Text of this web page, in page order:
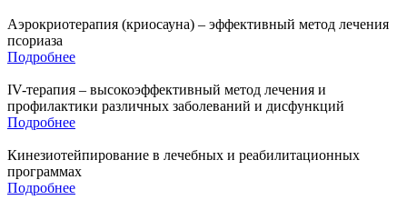
Аэрокриотерапия (криосауна) – эффективный метод лечения
псориаза
Подробнее
IV-терапия – высокоэффективный метод лечения и
профилактики различных заболеваний и дисфункций
Подробнее
Кинезиотейпирование в лечебных и реабилитационных
программах
Подробнее